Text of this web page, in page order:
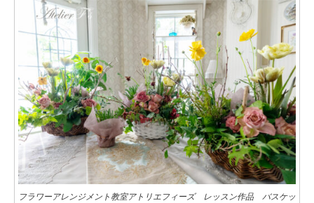
フラワーアレンジメント教室アトリエフィーズ レッスン作品 バスケッ